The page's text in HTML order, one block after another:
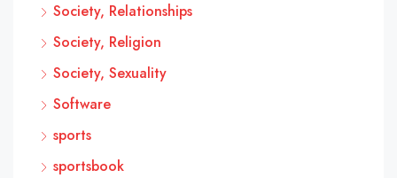
Society, Relationships
Society, Religion
Society, Sexuality
Software
sports
sportsbook